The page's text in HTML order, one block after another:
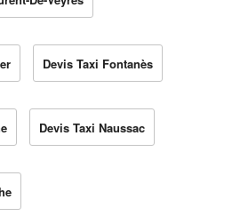
Devis Taxi Fontanès
Devis Taxi Naussac